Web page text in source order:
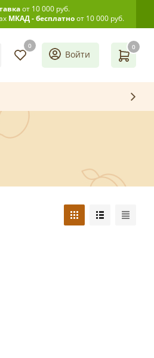
от 10 000 руб.
МКАД - бесплатноот 10 000 руб.
0 0
Войти